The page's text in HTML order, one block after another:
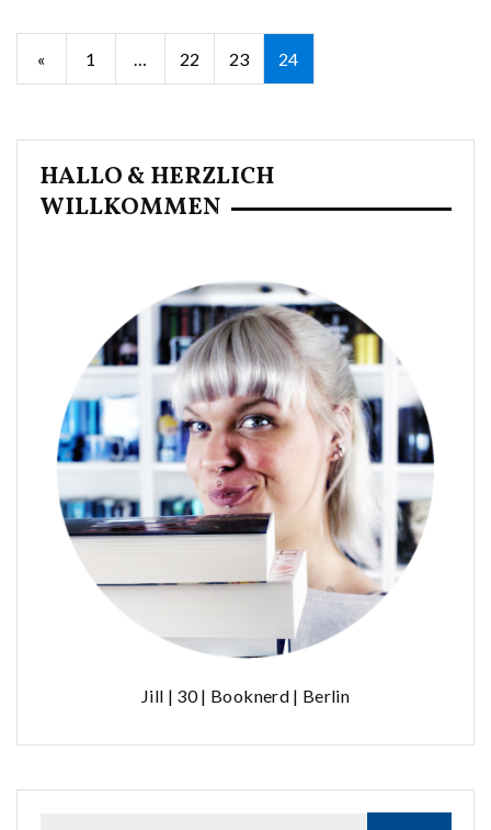
Seitennummerierung
der
Beiträge
« 1 … 22 23 24
HALLO & HERZLICH
WILLKOMMEN
Jill | 30 | Booknerd | Berlin